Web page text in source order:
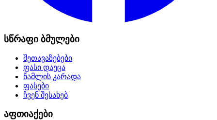
სწრაფი ბმულები
შეთავაზებები
ფასი დაეცა
წამლის კარადა
ფასები
ჩვენ შესახებ
აფთიაქები